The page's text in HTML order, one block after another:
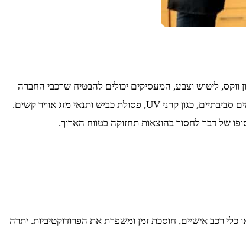
ווקס, ליטוש וצבע, המעסיקים יכולים להבטיח שרכבי החברה
ישמרו על המראה החיצוני שלהם ויישארו במצב מצוין. טיפולים אלו לא רק משפרים את המראה הכללי של הרכבים, אלא גם מגנים עליהם מפני גורמים סביבתיים, כגון קרני UV, פסולת כביש ותנאי מזג אוויר קשים.
של דבר לחסוך בהוצאות תחזוקה בטווח הארוך.
כלי רכב אישיים, חוסכת זמן ומשפרת את הפרודוקטיביות. יתרה